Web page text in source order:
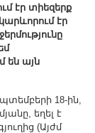
էր տիեզերք
էր
են այն
18-ին,
եղել է
(Այժմ